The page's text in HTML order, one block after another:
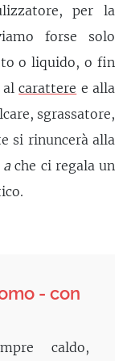
per la
forse solo
o liquido, o fin
alcarattere e alla
sgrassatore,
si rinuncerà alla
ache ci regala un
- con
caldo,